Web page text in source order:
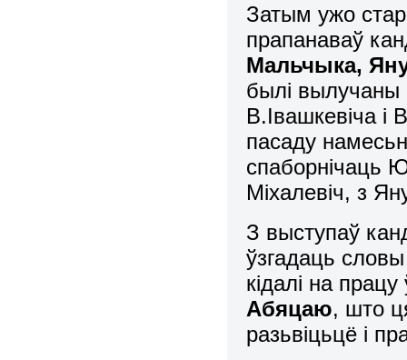
Затым ужо
прапанаваў
Мальчыка,
былі вылучаны
В.Івашкевіча і
пасаду
спаборнічаць
Міхалевіч, з
З выступаў
ўзгадаць
кідалі на працу
Абяцаю, што
разьвіцьцё і